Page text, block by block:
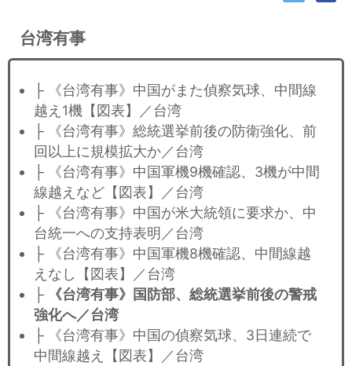
台湾有事
├ 《台湾有事》中国がまた偵察気球、中間線
越え1機【図表】／台湾
├ 《台湾有事》総統選挙前後の防衛強化、前
回以上に規模拡大か／台湾
├ 《台湾有事》中国軍機9機確認、3機が中間
線越えなど【図表】／台湾
├ 《台湾有事》中国が米大統領に要求か、中
台統一への支持表明／台湾
├ 《台湾有事》中国軍機8機確認、中間線越
えなし【図表】／台湾
├
《台湾有事》国防部、総統選挙前後の警戒
強化へ／台湾
├ 《台湾有事》中国の偵察気球、3日連続で
中間線越え【図表】／台湾